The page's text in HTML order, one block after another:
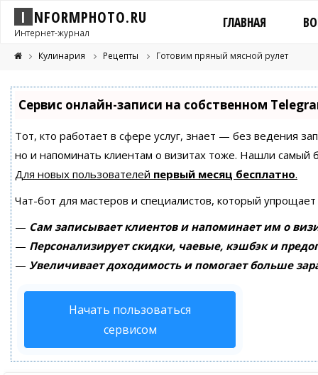
I NFORMPHOTO.RU
Интернет-журнал
ГЛАВНАЯ
Кулинария Рецепты Готовим пряный мясной рулет
Сервис онлайн-записи на собственном
Тот, кто работает в сфере услуг, знает — без ведения
но и напоминать клиентам о визитах тоже. Нашли
Для новых пользователей первый месяц бесплатно.
Чат-бот для мастеров и специалистов, который
— Сам записывает клиентов и напоминает им о
— Персонализирует скидки, чаевые, кэшбэк и
— Увеличивает доходимость и помогает больше
Начать пользоваться
сервисом